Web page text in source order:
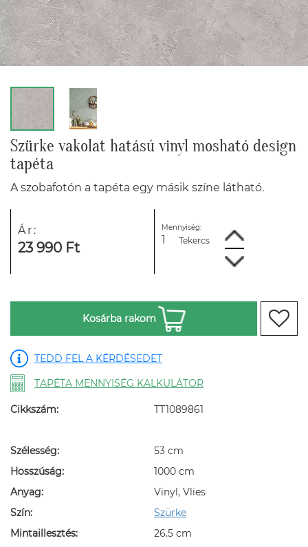
Szürke vakolat hatású vinyl mosható design
tapéta
A szobafotón a tapéta egy másik színe látható.
Ár:
23 990 Ft
Mennyiség:
Tekercs
Kosárba rakom
TEDD FEL A KÉRDÉSEDET
TAPÉTA MENNYISÉG KALKULÁTOR
Cikkszám: TT1089861
Szélesség:
53 cm
Hosszúság:
1000 cm
Anyag:
Vinyl, Vlies
Szín:
Szürke
Mintaillesztés:
26.5 cm